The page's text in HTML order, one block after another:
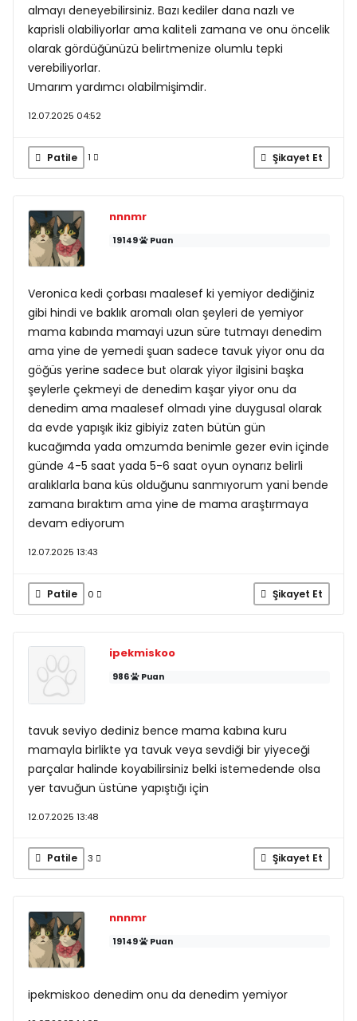
almayı deneyebilirsiniz. Bazı kediler dana nazlı ve
kaprisli olabiliyorlar ama kaliteli zamana ve onu öncelik
olarak gördüğünüzü belirtmenize olumlu tepki
verebiliyorlar.
Umarım yardımcı olabilmişimdir.
12.07.2025 04:52
Patile 1 Şikayet Et
nnnmr
19149 Puan
Veronica kedi çorbası maalesef ki yemiyor dediğiniz
gibi hindi ve baklık aromalı olan şeyleri de yemiyor
mama kabında mamayi uzun süre tutmayı denedim
ama yine de yemedi şuan sadece tavuk yiyor onu da
göğüs yerine sadece but olarak yiyor ilgisini başka
şeylerle çekmeyi de denedim kaşar yiyor onu da
denedim ama maalesef olmadı yine duygusal olarak
da evde yapışık ikiz gibiyiz zaten bütün gün
kucağımda yada omzumda benimle gezer evin içinde
günde 4-5 saat yada 5-6 saat oyun oynarız belirli
aralıklarla bana küs olduğunu sanmıyorum yani bende
zamana bıraktım ama yine de mama araştırmaya
devam ediyorum
12.07.2025 13:43
Patile 0 Şikayet Et
ipekmiskoo
986 Puan
tavuk seviyo dediniz bence mama kabına kuru
mamayla birlikte ya tavuk veya sevdiği bir yiyeceği
parçalar halinde koyabilirsiniz belki istemedende olsa
yer tavuğun üstüne yapıştığı için
12.07.2025 13:48
Patile 3 Şikayet Et
nnnmr
19149 Puan
ipekmiskoo denedim onu da denedim yemiyor